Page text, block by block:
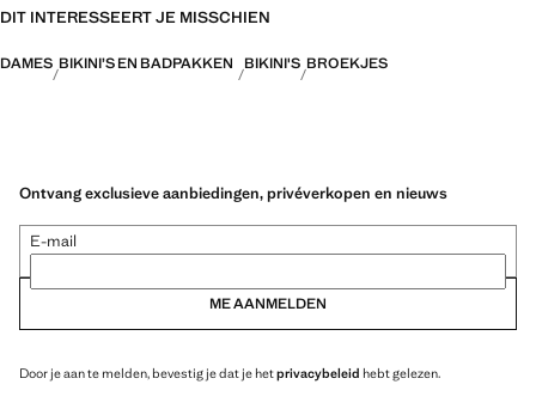
DIT INTERESSEERT JE MISSCHIEN
DAMES BIKINI’S EN BADPAKKEN BIKINI'S BROEKJES
Ontvang exclusieve aanbiedingen, privéverkopen en nieuws
E-mail
ME AANMELDEN
Door je aan te melden, bevestig je dat je hetprivacybeleid hebt gelezen.